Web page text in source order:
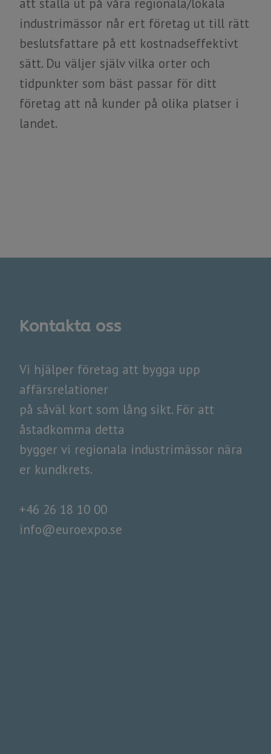
industrimässor når ert företag ut till rätt
beslutsfattare på ett kostnadseffektivt
sätt. Du väljer själv vilka orter och
tidpunkter som bäst passar för ditt
​​​​​​​företag att nå kunder ​​​​​​​på olika platser i
landet.
Kontakta oss
​​​​​​​Vi hjälper företag att bygga upp
affärsrelationer
på såväl kort som lång sikt. För att
åstadkomma detta
​​​​​​​bygger vi regionala industrimässor nära
er kundkrets.
+46 26 18 10 00
info@euroexpo.se